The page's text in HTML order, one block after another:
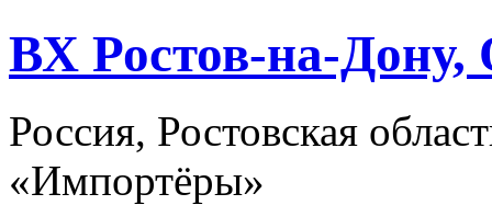
ВХ Ростов-на-
Россия, Ростовская
«Импортёры»